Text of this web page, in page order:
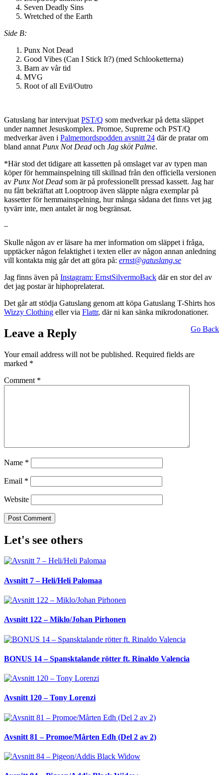
Seven Deadly Sins
Wretched of the Earth
Side B:
Punx Not Dead
Good Vibes (Can I Stick It?) (med Schlooketterna)
Barn av vår tid
MVG
Root of all Evil/Outro
Gatuslang har intervjuat PST/Q som medverkar på detta släppet
under namnet Jesuskomplex. Promoe, Supreme och PST/Q
medverkar även i Palmemordspodden avsnitt 24 där de pratar om
bland annat Punx Not Dead och Jag sköt Palme.
*Här stod det tidigare att kassetten på omslaget var av typen man
köper för hemmainspelning till skillnad från den officiella versionen
av Punx Not Dead som är på professionellt pressad kassett. Jag har
nu fått bekräftat att Looptroop även släppte några exemplar på
kassetter för hemmainspelning, hur många sådana det finns vet jag
tyvärr inte, men antalet är nog begränsat.
–
Skulle någon av er läsare ha mer information om släppet i fråga,
upptäcker någon felaktighet i texten eller av någon annan anledning
vill kontakta mig går det att göra på: ernst@gatuslang.se
Jag finns även på Instagram: ErnstSilvermoBack där en stor del av
det jag postar är hiphoprelaterat.
Det går att stödja Gatuslang genom att köpa Gatuslang T-Shirts hos
Wizzy Clothing eller via Flattr, där ni kan sänka mikrodonationer.
Go Back
Leave a Reply
Your email address will not be published. Required fields are
marked *
Comment *
Name *
Email *
Website
Let's see others
Avsnitt 7 – Heli/Heli Palomaa
Avsnitt 122 – Miklo/Johan Pirhonen
BONUS 14 – Spansktalande rötter ft. Rinaldo Valencia
Avsnitt 120 – Tony Lorenzi
Avsnitt 81 – Promoe/Mårten Edh (Del 2 av 2)